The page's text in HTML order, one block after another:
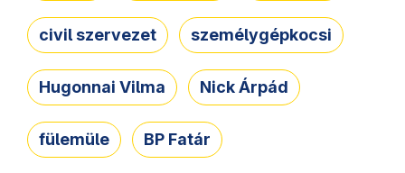
civil szervezet személygépkocsi
Hugonnai Vilma Nick Árpád
fülemüle BP Fatár